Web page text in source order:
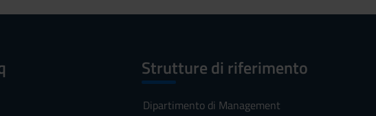
Strutture di riferimento
Dipartimento di Management